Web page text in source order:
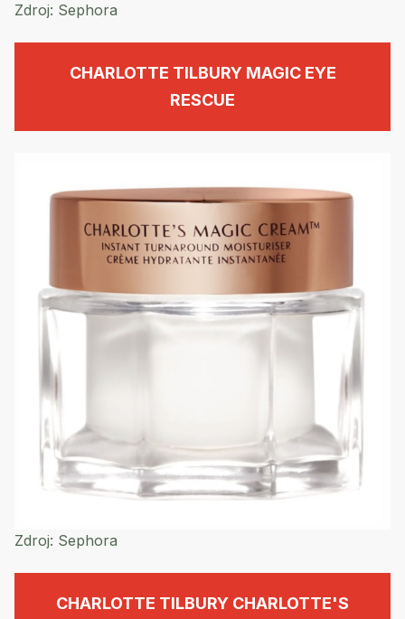
Zdroj: Sephora
CHARLOTTE TILBURY MAGIC EYE
RESCUE
Zdroj: Sephora
CHARLOTTE TILBURY CHARLOTTE'S